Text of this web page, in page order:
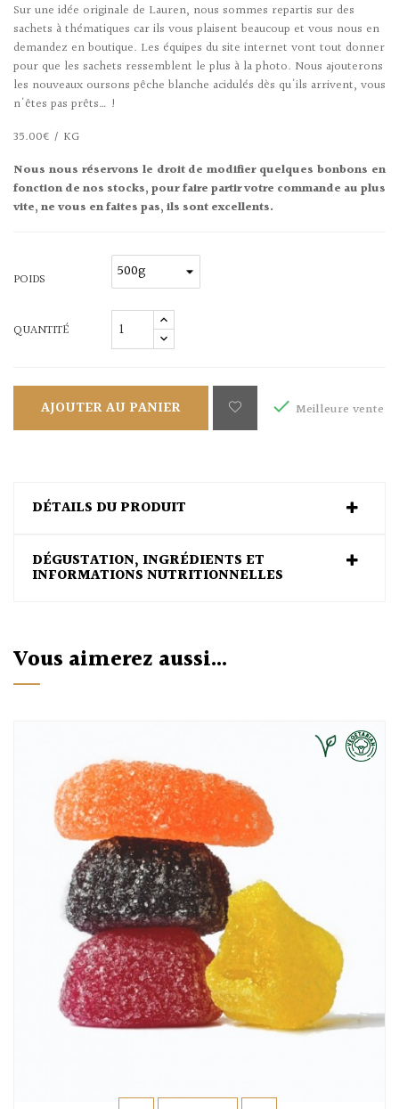
Sur une idée originale de Lauren, nous sommes repartis sur des
sachets à thématiques car ils vous plaisent beaucoup et vous nous en
demandez en boutique. Les équipes du site internet vont tout donner
pour que les sachets ressemblent le plus à la photo. Nous ajouterons
les nouveaux oursons pêche blanche acidulés dès qu'ils arrivent, vous
n'êtes pas prêts… !
35.00€ / KG
Nous nous réservons le droit de modifier quelques bonbons en
fonction de nos stocks, pour faire partir votre commande au plus
vite, ne vous en faites pas, ils sont excellents.
POIDS
QUANTITÉ
AJOUTER AU PANIER  Meilleure vente
DÉTAILS DU PRODUIT
DÉGUSTATION, INGRÉDIENTS ET
INFORMATIONS NUTRITIONNELLES
Vous aimerez aussi...